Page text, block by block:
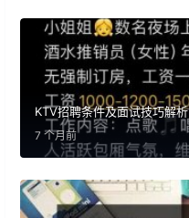
KTV招聘条件及面试技巧解析
7 个月前